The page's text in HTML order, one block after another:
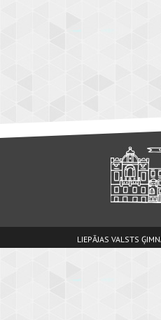
LIEPĀJAS VALSTS